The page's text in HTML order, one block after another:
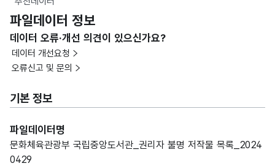
파일데이터 정보
데이터 오류·개선 의견이 있으신가요?
데이터 개선요청
오류신고 및 문의
기본 정보
파일데이터명
문화체육관광부 국립중앙도서관_권리자 불명 저작물 목록_2024
0429